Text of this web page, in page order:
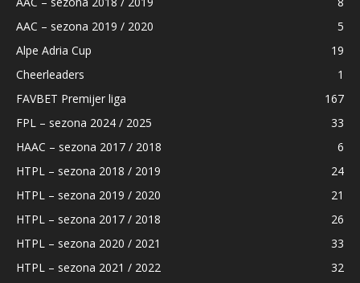
AAC – sezona 2019 / 2020
5
Alpe Adria Cup
19
Cheerleaders
1
FAVBET Premijer liga
167
FPL – sezona 2024 / 2025
33
HAAC – sezona 2017 / 2018
6
HTPL – sezona 2018 / 2019
24
HTPL – sezona 2019 / 2020
21
HTPL – sezona 2017 / 2018
26
HTPL – sezona 2020 / 2021
33
HTPL – sezona 2021 / 2022
32